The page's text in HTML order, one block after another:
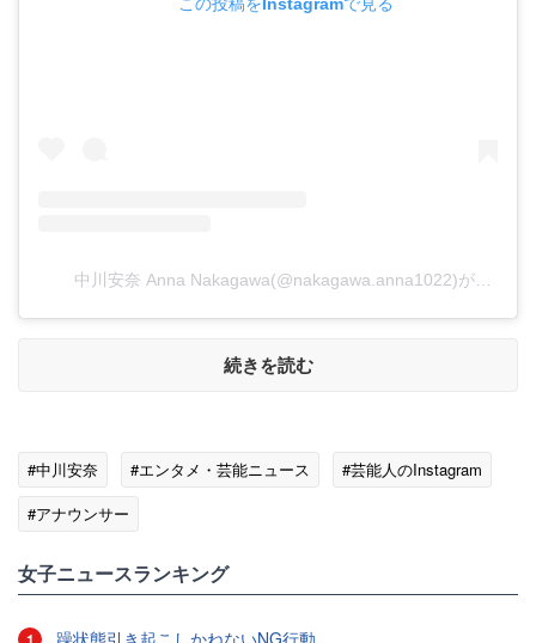
この投稿をInstagramで見る
続きを読む
#中川安奈 #エンタメ・芸能ニュース
#芸能人のInstagram
#アナウンサー
女子ニュースランキング
躁状態引き起こしかねないNG行動